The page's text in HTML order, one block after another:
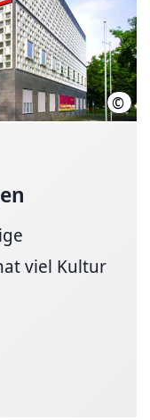
©
viel Kultur